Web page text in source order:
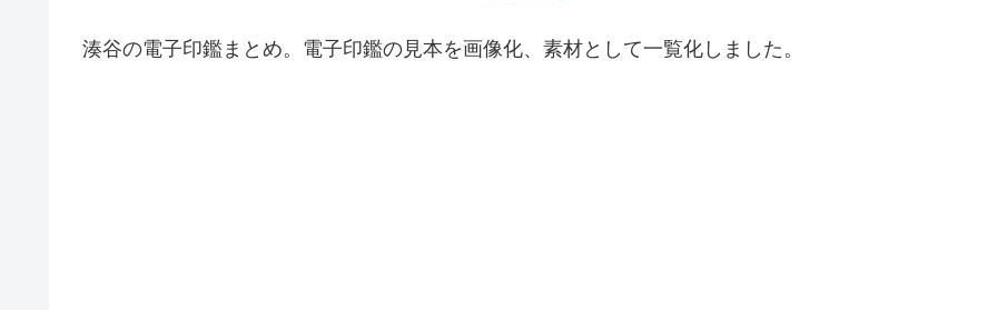
湊谷の電子印鑑まとめ。電子印鑑の見本を画像化、素材として一覧化しました。